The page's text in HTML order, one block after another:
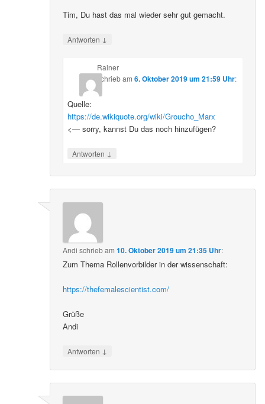
Tim, Du hast das mal wieder sehr gut gemacht.
Antworten ↓
Rainer
schriebam 6. Oktober 2019 um 21:59 Uhr:
Quelle:
https://de.wikiquote.org/wiki/Groucho_Marx
<— sorry, kannst Du das noch hinzufügen?
Antworten ↓
Andi schriebam10. Oktober 2019 um 21:35 Uhr:
Zum Thema Rollenvorbilder in der wissenschaft:
https://thefemalescientist.com/
Grüße
Andi
Antworten ↓